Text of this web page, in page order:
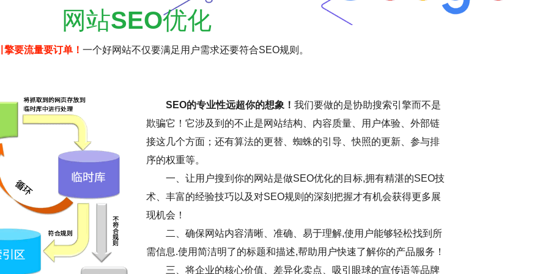
网站SEO优化
擎要流量要订单！ 一个好网站不仅要满足用户需求还要符合SEO规则。
SEO的专业性远超你的想象！ 我们要做的是协助搜索引擎而不是
欺骗它！它涉及到的不止是网站结构、内容质量、用户体验、外部链
接这几个方面；还有算法的更替、蜘蛛的引导、快照的更新、参与排
序的权重等。
一、让用户搜到你的网站是做SEO优化的目标,拥有精湛的SEO技
术、丰富的经验技巧以及对SEO规则的深刻把握才有机会获得更多展
现机会！
二、确保网站内容清晰、准确、易于理解,使用户能够轻松找到所
需信息.使用简洁明了的标题和描述,帮助用户快速了解你的产品服务！
三、将企业的核心价值、差异化卖点、吸引眼球的宣传语等品牌